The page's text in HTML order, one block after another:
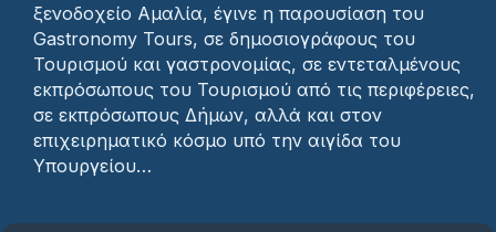
ξενοδοχείο Αμαλία, έγινε η παρουσίαση του
Gastronomy Tours, σε δημοσιογράφους του
Τουρισμού και γαστρονομίας, σε εντεταλμένους
εκπρόσωπους του Τουρισμού από τις περιφέρειες,
σε εκπρόσωπους Δήμων, αλλά και στον
επιχειρηματικό κόσμο υπό την αιγίδα του
Υπουργείου…